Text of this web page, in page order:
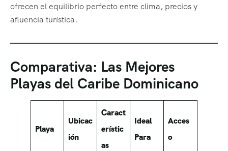
ofrecen el equilibrio perfecto entre clima, precios y
afluencia turística.
Comparativa: Las Mejores
Playas del Caribe Dominicano
Playa
Ubicac
ión
Caract
erístic
as
Ideal
Para
Acces
o